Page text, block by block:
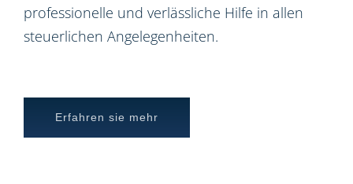
professionelle und verlässliche Hilfe in allen
steuerlichen Angelegenheiten.
Erfahren sie mehr